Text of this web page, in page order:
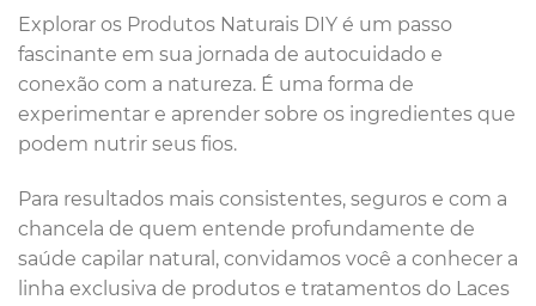
Explorar os Produtos Naturais DIY é um passo
fascinante em sua jornada de autocuidado e
conexão com a natureza. É uma forma de
experimentar e aprender sobre os ingredientes que
podem nutrir seus fios.
Para resultados mais consistentes, seguros e com a
chancela de quem entende profundamente de
saúde capilar natural, convidamos você a conhecer a
linha exclusiva de produtos e tratamentos do Laces